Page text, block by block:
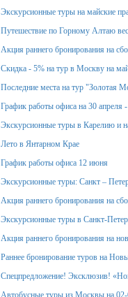
Экскурсионные туры на майские
Путешествие по Горному Алтаю
Акция раннего бронирования на
Скидка - 5% на тур в Москву на
Последние места на тур "Золотая
График работы офиса на 30 апреля
Экскурсионные туры в Карелию и
Лето в Янтарном Крае
График работы офиса 12 июня
Экскурсионные туры: Санкт –
Акция раннего бронирования на
Экскурсионные туры в Санкт-
Акция раннего бронирования на
Раннее бронирование туров на
Спецпредложение! Эксклюзив!
Автобусные туры из Москвы на